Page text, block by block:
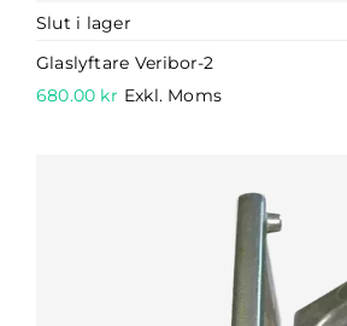
Slut i lager
Glaslyftare Veribor-2
680.00 kr Exkl. Moms